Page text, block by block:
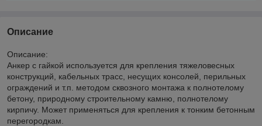
Описание
Описание:
Анкер с гайкой используется для крепления тяжеловесных
конструкций, кабельных трасс, несущих консолей, перильных
ограждений и т.п. методом сквозного монтажа к полнотелому
бетону, природному строительному камню, полнотелому
кирпичу. Может применяться для крепления к тонким бетонным
перегородкам.